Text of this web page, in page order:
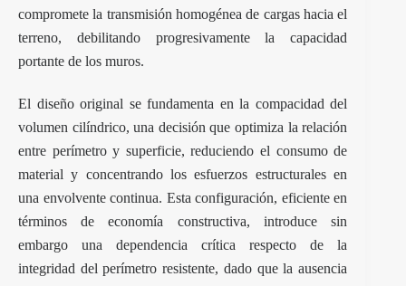
compromete la transmisión homogénea de cargas hacia el
terreno, debilitando progresivamente la capacidad
portante de los muros.
El diseño original se fundamenta en la compacidad del
volumen cilíndrico, una decisión que optimiza la relación
entre perímetro y superficie, reduciendo el consumo de
material y concentrando los esfuerzos estructurales en
una envolvente continua. Esta configuración, eficiente en
términos de economía constructiva, introduce sin
embargo una dependencia crítica respecto de la
integridad del perímetro resistente, dado que la ausencia